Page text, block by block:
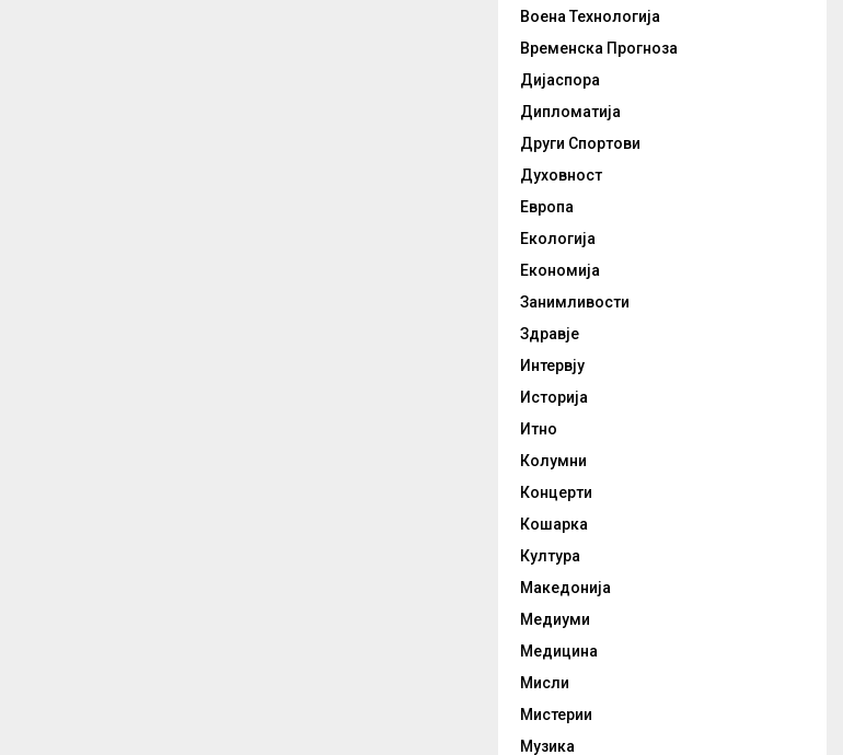
Воена Технологија
Временска Прогноза
Дијаспора
Дипломатија
Други Спортови
Духовност
Европа
Екологија
Економија
Занимливости
Здравје
Интервју
Историја
Итно
Колумни
Концерти
Кошарка
Култура
Македонија
Медиуми
Медицина
Мисли
Мистерии
Музика